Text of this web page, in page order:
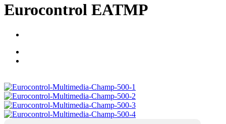
Eurocontrol EATMP